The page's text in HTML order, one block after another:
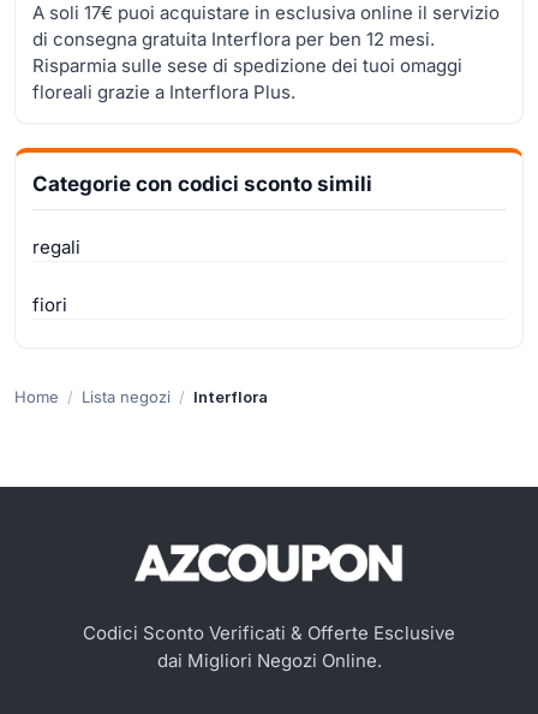
A soli 17€ puoi acquistare in esclusiva online il servizio
di consegna gratuita Interflora per ben 12 mesi.
Risparmia sulle sese di spedizione dei tuoi omaggi
floreali grazie a Interflora Plus.
Categorie con codici sconto simili
regali
fiori
Home Lista negozi Interflora
Codici Sconto Verificati & Offerte Esclusive
dai Migliori Negozi Online.